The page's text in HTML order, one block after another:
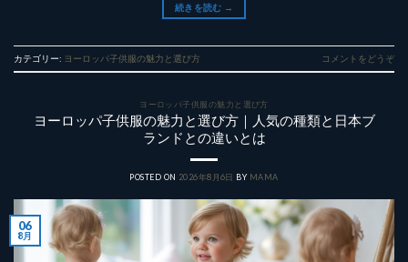
続きを読む →
カテゴリー: ヨーロッパ子供服の魅力と選び方 コメントをどうぞ
ヨーロッパ子供服の魅力と選び方
ヨーロッパ子供服の魅力と選び方｜人気の種類と日本ブ
ランドとの違いとは
POSTED ON 2026年8月6日 BY MAMA
06
8月